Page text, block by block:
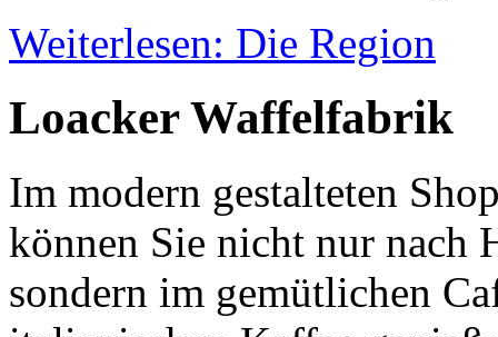
Weiterlesen: Die Region
Loacker Waffelfabrik
Im modern gestalteten
können Sie nicht nur nach
sondern im gemütlichen